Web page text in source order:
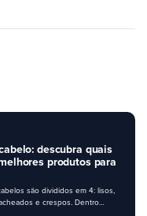
descubra quais
produtos para
são divididos em 4: lisos,
e crespos. Dentro